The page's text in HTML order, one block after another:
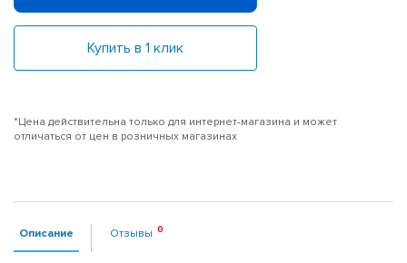
Купить в 1 клик
*Цена действительна только для интернет-магазина и может
отличаться от цен в розничных магазинах
Описание Отзывы